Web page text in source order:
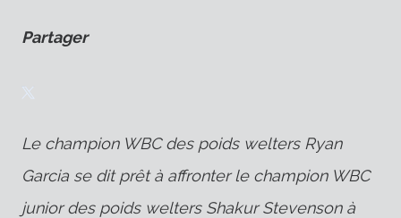
Partager
Le champion WBC des poids welters Ryan
Garcia se dit prêt à affronter le champion WBC
junior des poids welters Shakur Stevenson à